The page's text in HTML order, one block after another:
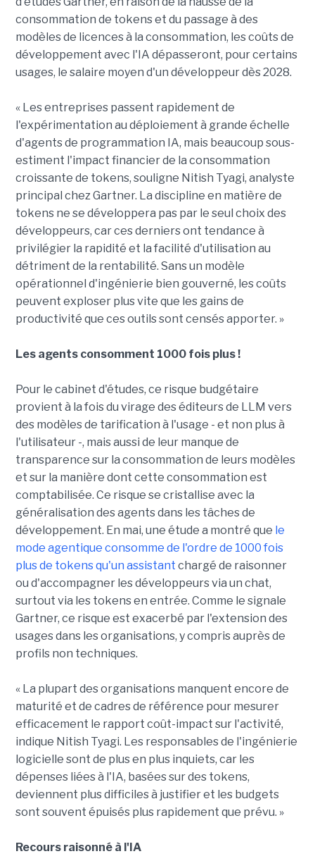
consommation de tokens et du passage à des
modèles de licences à la consommation, les coûts de
développement avec l'IA dépasseront, pour certains
usages, le salaire moyen d'un développeur dès 2028.
« Les entreprises passent rapidement de
l'expérimentation au déploiement à grande échelle
d'agents de programmation IA, mais beaucoup sous-
estiment l'impact financier de la consommation
croissante de tokens, souligne Nitish Tyagi, analyste
principal chez Gartner. La discipline en matière de
tokens ne se développera pas par le seul choix des
développeurs, car ces derniers ont tendance à
privilégier la rapidité et la facilité d'utilisation au
détriment de la rentabilité. Sans un modèle
opérationnel d'ingénierie bien gouverné, les coûts
peuvent exploser plus vite que les gains de
productivité que ces outils sont censés apporter. »
Les agents consomment 1000 fois plus !
Pour le cabinet d'études, ce risque budgétaire
provient à la fois du virage des éditeurs de LLM vers
des modèles de tarification à l'usage - et non plus à
l'utilisateur -, mais aussi de leur manque de
transparence sur la consommation de leurs modèles
et sur la manière dont cette consommation est
comptabilisée. Ce risque se cristallise avec la
généralisation des agents dans les tâches de
développement. En mai, une étude a montré que le
mode agentique consomme de l'ordre de 1000 fois
plus de tokens qu'un assistant chargé de raisonner
ou d'accompagner les développeurs via un chat,
surtout via les tokens en entrée. Comme le signale
Gartner, ce risque est exacerbé par l'extension des
usages dans les organisations, y compris auprès de
profils non techniques.
« La plupart des organisations manquent encore de
maturité et de cadres de référence pour mesurer
efficacement le rapport coût-impact sur l'activité,
indique Nitish Tyagi. Les responsables de l'ingénierie
logicielle sont de plus en plus inquiets, car les
dépenses liées à l'IA, basées sur des tokens,
deviennent plus difficiles à justifier et les budgets
sont souvent épuisés plus rapidement que prévu. »
Recours raisonné à l'IA